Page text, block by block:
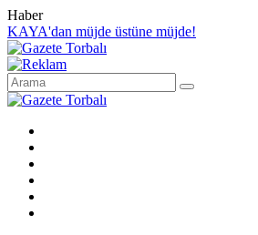
Haber
KAYA'dan müjde üstüne müjde!